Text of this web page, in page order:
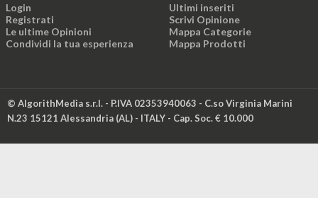
Login
Registrati
Le ultime Opinioni
Condividi la tua esperienza
Ultimi inseriti
Scrivi Opinione
Mappa Categorie
Mappa Prodotti
© AlgorithMedia s.r.l. - P.IVA 02353940063 - C.so Virginia Marini
N.23 15121 Alessandria (AL) - ITALY - Cap. Soc. € 10.000